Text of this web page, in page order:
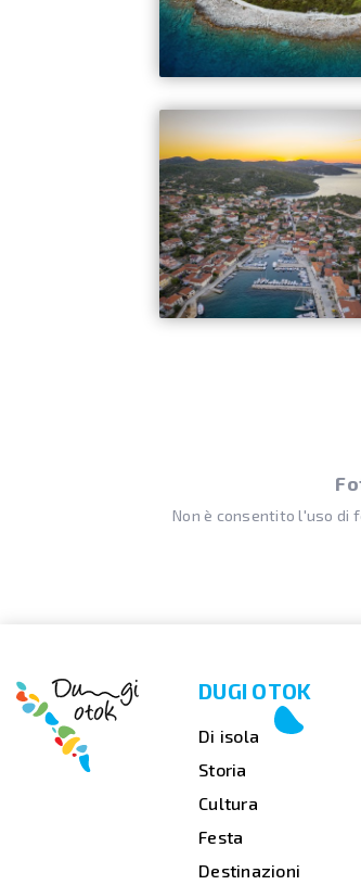
Non è consentito l'uso di
DUGI OTOK
Di isola
Storia
Cultura
Festa
Destinazioni